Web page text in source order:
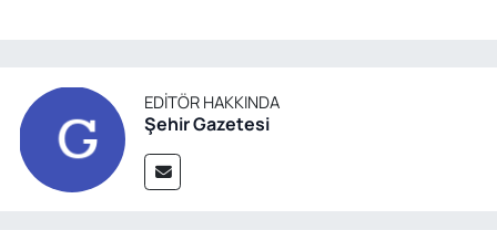
EDITÖR HAKKINDA
Şehir Gazetesi